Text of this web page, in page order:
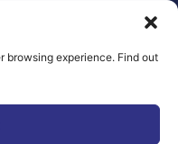
browsing experience. Find out
2026 AI-
Matters
our products